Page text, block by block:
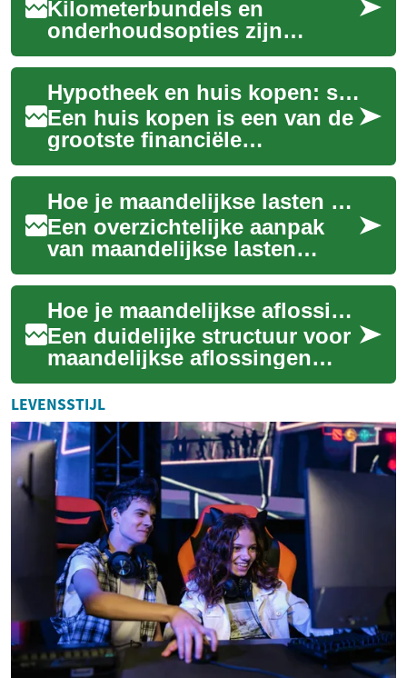
Kilometerbundels en
onderhoudsopties zijn
cruciale onderdelen van een
autoleasecontract die je
maandelijkse lasten di...
Hypotheek en huis kopen: slimme keuzes voor je financiën
Een huis kopen is een van de
grootste financiële
beslissingen in je leven. Een
goede hypotheekkeuze
beïnvloedt niet a...
Hoe je maandelijkse lasten overzichtelijker maakt zonder extra risico's
Een overzichtelijke aanpak
van maandelijkse lasten
begint met inzicht in
inkomsten en uitgaven,
gevolgd door een bewu...
Hoe je maandelijkse aflossingen structureert zonder onverwachte kosten
Een duidelijke structuur voor
maandelijkse aflossingen
helpt onverwachte kosten
voorkomen en geeft
financiële rust. D...
LEVENSSTIJL